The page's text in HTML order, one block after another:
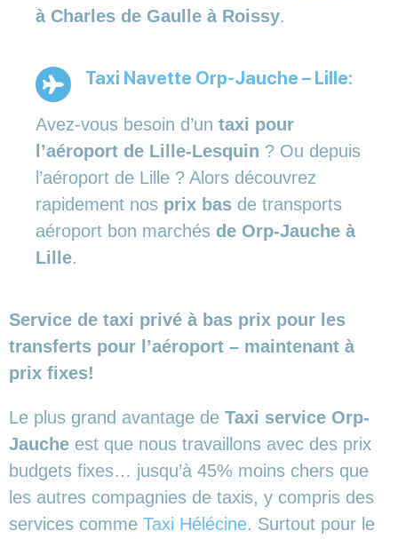
à Charles de Gaulle à Roissy.
Taxi Navette Orp-Jauche – Lille:
Avez-vous besoin d’un taxi pour
l’aéroport de Lille-Lesquin ? Ou depuis
l’aéroport de Lille ? Alors découvrez
rapidement nos prix bas de transports
aéroport bon marchés de Orp-Jauche à
Lille.
Service de taxi privé à bas prix pour les
transferts pour l’aéroport – maintenant à
prix fixes!
Le plus grand avantage de Taxi service Orp-
Jauche est que nous travaillons avec des prix
budgets fixes… jusqu’à 45% moins chers que
les autres compagnies de taxis, y compris des
services comme Taxi Hélécine. Surtout pour le